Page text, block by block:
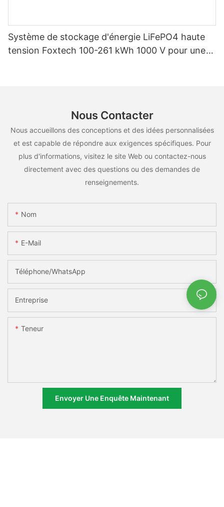
Système de stockage d'énergie LiFePO4 haute
tension Foxtech 100-261 kWh 1000 V pour une
Nous Contacter
Nous accueillons des conceptions et des idées personnalisées
et est capable de répondre aux exigences spécifiques. Pour
plus d'informations, visitez le site Web ou contactez-nous
directement avec des questions ou des demandes de
renseignements.
Nom
E-Mail
Téléphone/WhatsApp
Entreprise
Teneur
Envoyer Une Enquête Maintenant